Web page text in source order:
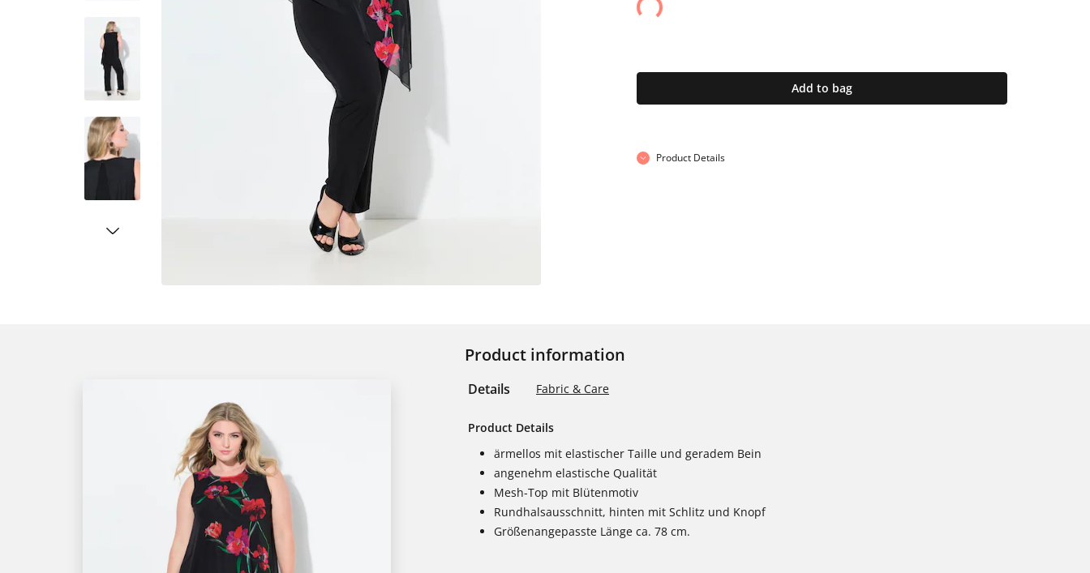
Add to bag
Product Details
Product information
Details Fabric & Care
Product Details
ärmellos mit elastischer Taille und geradem Bein
angenehm elastische Qualität
Mesh-Top mit Blütenmotiv
Rundhalsausschnitt, hinten mit Schlitz und Knopf
Größenangepasste Länge ca. 78 cm.